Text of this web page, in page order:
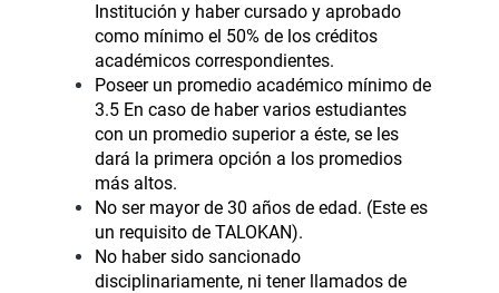
Institución y haber cursado y aprobado
como mínimo el 50% de los créditos
académicos correspondientes.
Poseer un promedio académico mínimo de
3.5 En caso de haber varios estudiantes
con un promedio superior a éste, se les
dará la primera opción a los promedios
más altos.
No ser mayor de 30 años de edad. (Este es
un requisito de TALOKAN).
No haber sido sancionado
disciplinariamente, ni tener llamados de